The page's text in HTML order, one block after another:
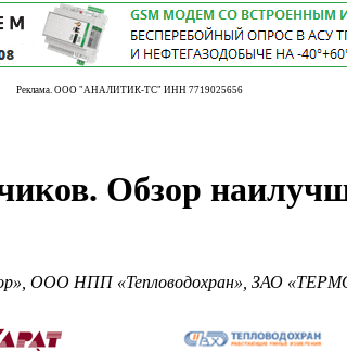
Реклама. ООО "АНАЛИТИК-ТС" ИНН 7719025656
Обзор
ООО НПП «Тепловодохран», ЗАО